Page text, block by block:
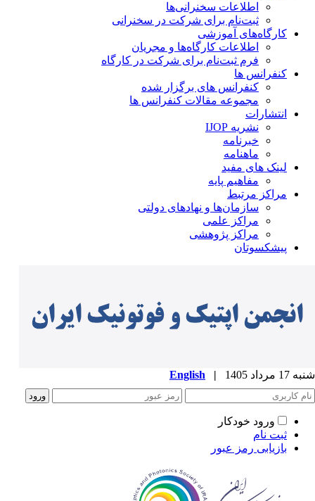
اطلاعات سخنرانی‌‌ها
ثبت‌نام برای شرکت در سخنرانی
کارگاه‌های آموزشی
اطلاعات کارگاه‌ها و مجریان
فرم ثبت‌نام برای شرکت در کارگاه
کنفرانس ها
کنفرانس های برگزار شده
مجموعه مقالات کنفرانس ها
انتشارات
نشریه IJOP
خبرنامه
ماهنامه
لینک های مفید
مفاهیم پایه
مراکز مرتبط
سازمان‌ها و نهادهای دولتی
مراکز علمی
مراکز پژوهشی
پیشکسوتان
مرداد 1405 |
English
ورود خودکار
ثبت نام
بازیابی رمز عبور